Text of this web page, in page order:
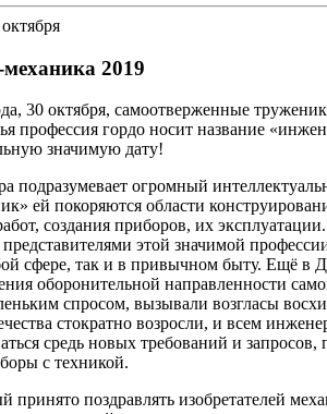
2019
30 октября, самоотверженные
профессия гордо носит название
значимую дату!
подразумевает огромный
ей покоряются области
создания приборов, их
представителями этой значимой
сфере, так и в привычном быту. Ещё в
оборонительной направленности
спросом, вызывали возгласы
стократно возросли, и всем
средь новых требований и запросов,
с техникой.
принято поздравлять изобретателей